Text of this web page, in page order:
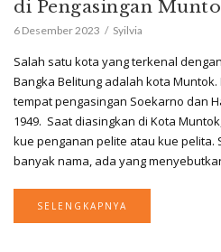
di Pengasingan
6 Desember 2023 Syilvia
Salah satu kota yang terkenal
Bangka Belitung adalah kota
tempat pengasingan Soekarno dan
1949. Saat diasingkan di Kota
kue penganan pelite atau kue pelita.
banyak nama, ada yang
SELENGKAPNYA